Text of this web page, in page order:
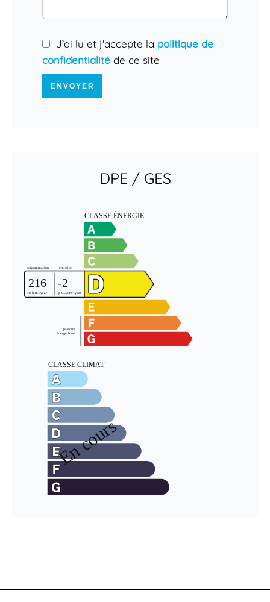
J’ai lu et j'accepte la politique de
confidentialité de ce site
ENVOYER
DPE / GES